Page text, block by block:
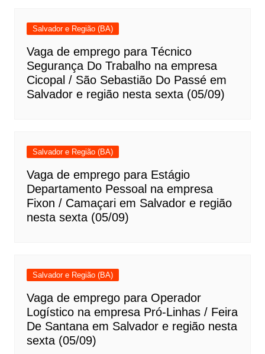
Salvador e Região (BA)
Vaga de emprego para Técnico
Segurança Do Trabalho na empresa
Cicopal / São Sebastião Do Passé em
Salvador e região nesta sexta (05/09)
Salvador e Região (BA)
Vaga de emprego para Estágio
Departamento Pessoal na empresa
Fixon / Camaçari em Salvador e região
nesta sexta (05/09)
Salvador e Região (BA)
Vaga de emprego para Operador
Logístico na empresa Pró-Linhas / Feira
De Santana em Salvador e região nesta
sexta (05/09)